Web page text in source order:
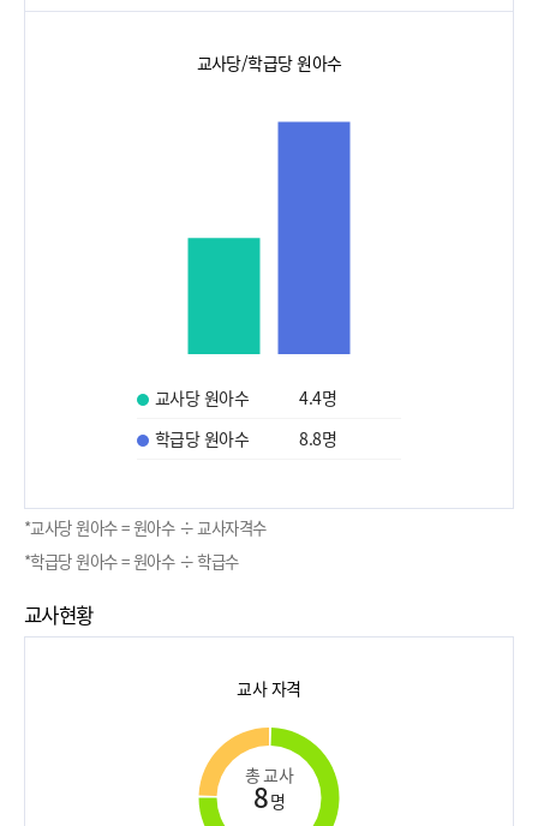
교사당/학급당 원아수
교사당 원아수 4.4명
학급당 원아수
8.8명
*교사당 원아수 = 원아수 ÷ 교사자격수
*학급당 원아수 = 원아수 ÷ 학급수
교사현황
교사 자격
총 교사
8명